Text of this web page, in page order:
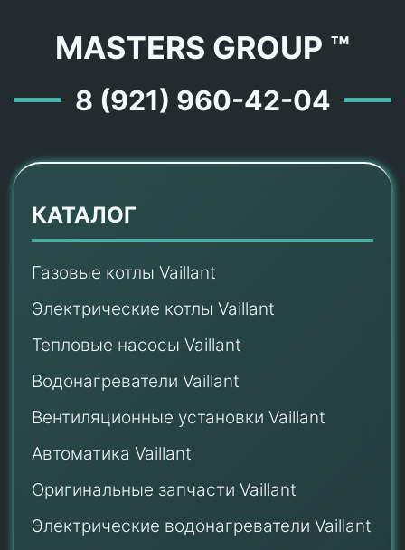
MASTERS GROUP ™
8 (921) 960-42-04
КАТАЛОГ
Газовые котлы Vaillant
Электрические котлы Vaillant
Тепловые насосы Vaillant
Водонагреватели Vaillant
Вентиляционные установки Vaillant
Автоматика Vaillant
Оригинальные запчасти Vaillant
Электрические водонагреватели Vaillant